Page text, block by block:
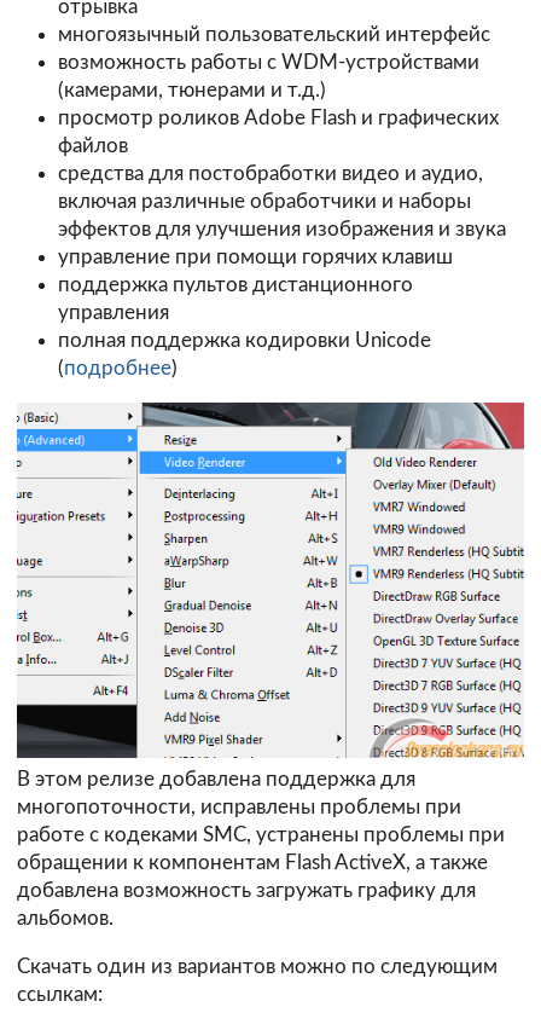
отрывка
многоязычный пользовательский интерфейс
возможность работы с WDM-устройствами
(камерами, тюнерами и т.д.)
просмотр роликов Adobe Flash и графических
файлов
средства для постобработки видео и аудио,
включая различные обработчики и наборы
эффектов для улучшения изображения и звука
управление при помощи горячих клавиш
поддержка пультов дистанционного
управления
полная поддержка кодировки Unicode
(подробнее)
В этом релизе добавлена поддержка для
многопоточности, исправлены проблемы при
работе с кодеками SMC, устранены проблемы при
обращении к компонентам Flash ActiveX, а также
добавлена возможность загружать графику для
альбомов.
Скачать один из вариантов можно по следующим
ссылкам: